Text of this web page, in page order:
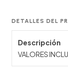
DETALLES DEL
Descripción
VALORES